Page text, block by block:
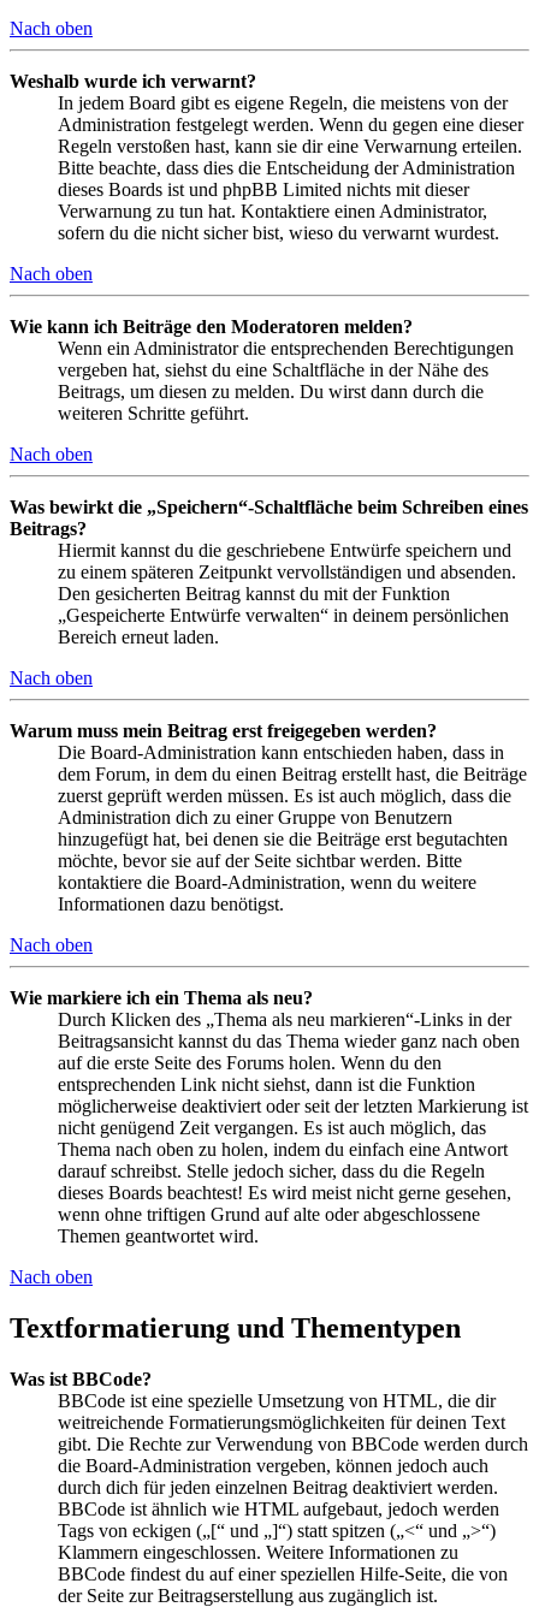
Nach oben
Weshalb wurde ich verwarnt?
In jedem Board gibt es eigene Regeln, die meistens von der
Administration festgelegt werden. Wenn du gegen eine dieser
Regeln verstoßen hast, kann sie dir eine Verwarnung erteilen.
Bitte beachte, dass dies die Entscheidung der Administration
dieses Boards ist und phpBB Limited nichts mit dieser
Verwarnung zu tun hat. Kontaktiere einen Administrator,
sofern du die nicht sicher bist, wieso du verwarnt wurdest.
Nach oben
Wie kann ich Beiträge den Moderatoren melden?
Wenn ein Administrator die entsprechenden Berechtigungen
vergeben hat, siehst du eine Schaltfläche in der Nähe des
Beitrags, um diesen zu melden. Du wirst dann durch die
weiteren Schritte geführt.
Nach oben
Was bewirkt die „Speichern“-Schaltfläche beim Schreiben eines
Beitrags?
Hiermit kannst du die geschriebene Entwürfe speichern und
zu einem späteren Zeitpunkt vervollständigen und absenden.
Den gesicherten Beitrag kannst du mit der Funktion
„Gespeicherte Entwürfe verwalten“ in deinem persönlichen
Bereich erneut laden.
Nach oben
Warum muss mein Beitrag erst freigegeben werden?
Die Board-Administration kann entschieden haben, dass in
dem Forum, in dem du einen Beitrag erstellt hast, die Beiträge
zuerst geprüft werden müssen. Es ist auch möglich, dass die
Administration dich zu einer Gruppe von Benutzern
hinzugefügt hat, bei denen sie die Beiträge erst begutachten
möchte, bevor sie auf der Seite sichtbar werden. Bitte
kontaktiere die Board-Administration, wenn du weitere
Informationen dazu benötigst.
Nach oben
Wie markiere ich ein Thema als neu?
Durch Klicken des „Thema als neu markieren“-Links in der
Beitragsansicht kannst du das Thema wieder ganz nach oben
auf die erste Seite des Forums holen. Wenn du den
entsprechenden Link nicht siehst, dann ist die Funktion
möglicherweise deaktiviert oder seit der letzten Markierung ist
nicht genügend Zeit vergangen. Es ist auch möglich, das
Thema nach oben zu holen, indem du einfach eine Antwort
darauf schreibst. Stelle jedoch sicher, dass du die Regeln
dieses Boards beachtest! Es wird meist nicht gerne gesehen,
wenn ohne triftigen Grund auf alte oder abgeschlossene
Themen geantwortet wird.
Nach oben
Textformatierung und Thementypen
Was ist BBCode?
BBCode ist eine spezielle Umsetzung von HTML, die dir
weitreichende Formatierungsmöglichkeiten für deinen Text
gibt. Die Rechte zur Verwendung von BBCode werden durch
die Board-Administration vergeben, können jedoch auch
durch dich für jeden einzelnen Beitrag deaktiviert werden.
BBCode ist ähnlich wie HTML aufgebaut, jedoch werden
Tags von eckigen („[“ und „]“) statt spitzen („<“ und „>“)
Klammern eingeschlossen. Weitere Informationen zu
BBCode findest du auf einer speziellen Hilfe-Seite, die von
der Seite zur Beitragserstellung aus zugänglich ist.